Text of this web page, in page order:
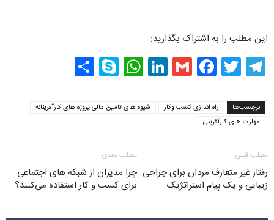
این مطلب را به اشتراک بگذارید:
Telegram
Twitter
Facebook
Gmail
LinkedIn
WhatsApp
Skype
برچسب‌ها راه اندازی کسب وکار
شیوه های تامین مالی پروژه های کارآفرینانه
مهارت های کارآفرینی
مطلب قبلی
رفتار غیر متعارف مردان برای جراحی
زیبایی و یک پیام استراتژیک
مطلب بعدی
چرا مدیران از شبکه های اجتماعی
برای کسب و کار استفاده می‌کنند؟